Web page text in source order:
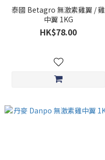
泰國 Betagro 無激素雞翼 / 雞
中翼 1KG
HK$78.00